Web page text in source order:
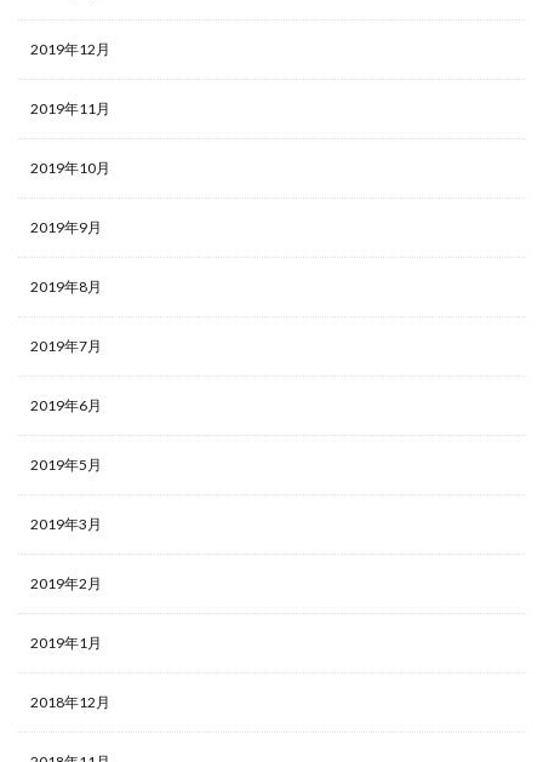
2019年12月
2019年11月
2019年10月
2019年9月
2019年8月
2019年7月
2019年6月
2019年5月
2019年3月
2019年2月
2019年1月
2018年12月